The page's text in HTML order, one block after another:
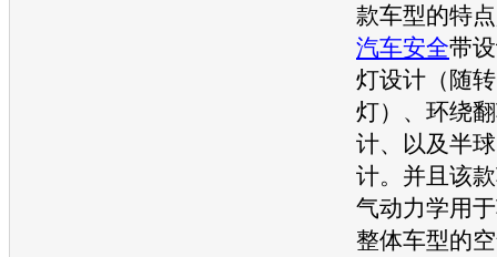
款车型的特
汽车安全带
灯设计（随
灯）、环绕
计、以及半
计。并且该
气动力学用
整体车型的